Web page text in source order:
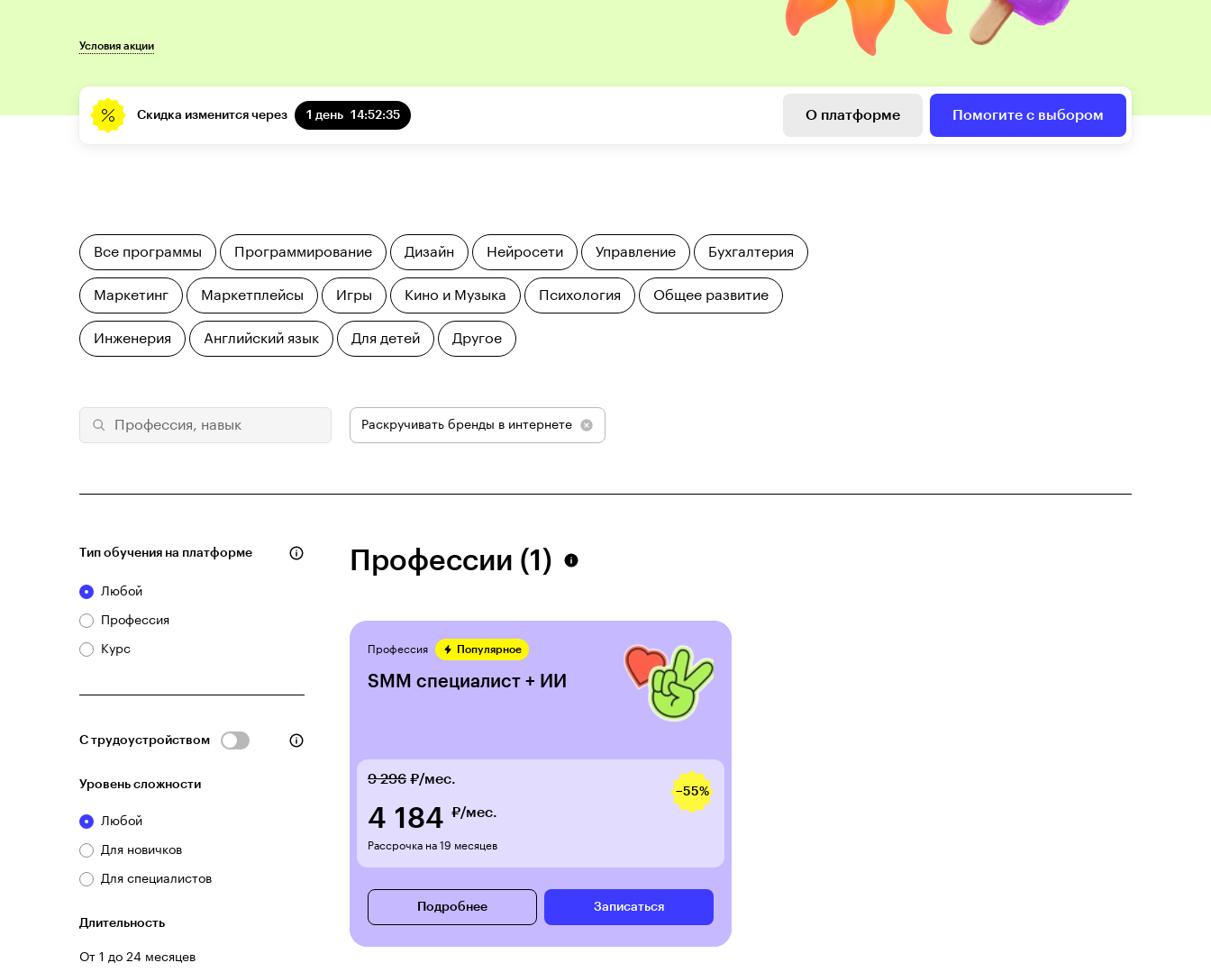
Скидка изменится через 1 день 14:52:34 О платформе Помогите с выбором
Условия акции
Все программы Программирование Дизайн Нейросети Управление Бухгалтерия
Маркетинг Маркетплейсы Игры Кино и Музыка Психология Общее развитие
Инженерия Английский язык Для детей Другое
Раскручивать бренды в интернете
Тип обучения на платформе
Любой
Профессия
Курс
С трудоустройством
Уровень сложности
Любой
Для новичков
Для специалистов
Длительность
От 1 до 24 месяцев
Профессии (1)
Профессия Популярное
SMM специалист + ИИ
9 296 ₽/мес.
−55%
4 184 ₽/мес.
Рассрочка на 19 месяцев
Подробнее Записаться